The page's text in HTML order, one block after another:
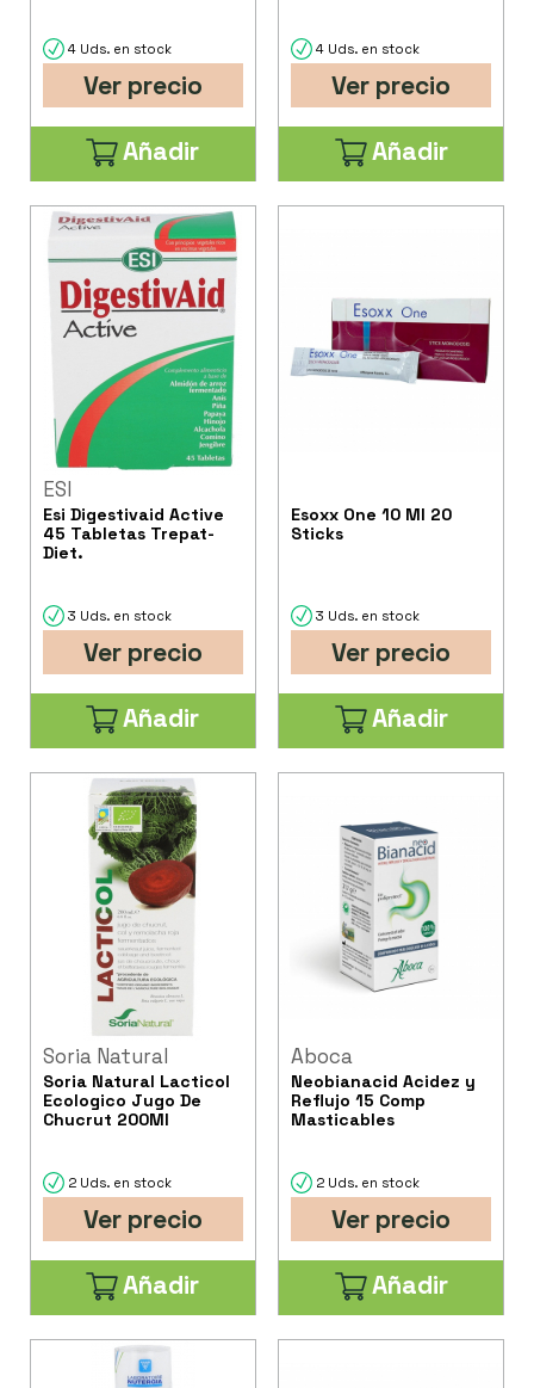
4 Uds. en stock
Ver precio
Añadir
4 Uds. en stock
Ver precio
Añadir
ESI
Esi Digestivaid Active
45 Tabletas Trepat-
Diet.
3 Uds. en stock
Ver precio
Añadir
Esoxx One 10 Ml 20
Sticks
3 Uds. en stock
Ver precio
Añadir
Soria Natural
Soria Natural Lacticol
Ecologico Jugo De
Chucrut 200Ml
2 Uds. en stock
Ver precio
Añadir
Aboca
Neobianacid Acidez y
Reflujo 15 Comp
Masticables
2 Uds. en stock
Ver precio
Añadir